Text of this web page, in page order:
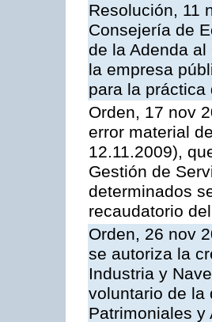
Resolución, 11
Consejería de
de la Adenda
la empresa
para la práctica
Orden, 17 nov
error material
12.11.2009),
Gestión de
determinados
recaudatorio
Orden, 26 nov
se autoriza la
Industria y
voluntario de la
Patrimoniales